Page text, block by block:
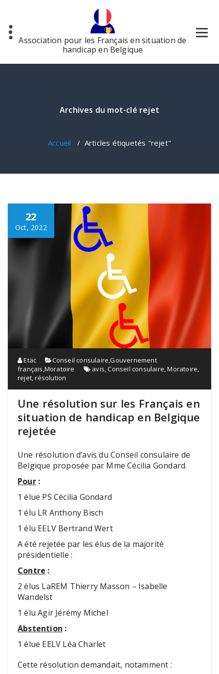
contenu
Association pour les Français en situation de
handicap en Belgique
Archives du mot-clé rejet
Accueil / Articles étiquetés "rejet"
22
Oct, 2022
Etac Conseil consulaire,Gouvernement
français,Moratoire avis,Conseil consulaire,Moratoire,
rejet,résolution
Une résolution sur les Français en
situation de handicap en Belgique
rejetée
Une résolution d’avis du Conseil consulaire de
Belgique proposée par Mme Cécilia Gondard.
Pour:
1 élue PS Cécilia Gondard
1 élu LR Anthony Bisch
1 élu EELV Bertrand Wert
A été rejetée par les élus de la majorité
présidentielle :
Contre :
2 élus LaREM Thierry Masson – Isabelle
Wandelst
1 élu Agir Jérémy Michel
Abstention :
1 élue EELV Léa Charlet
Cette résolution demandait, notamment :